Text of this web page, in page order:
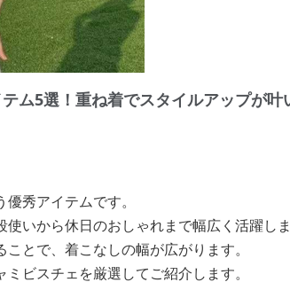
ム5選！重ね着でスタイルアップが
秀アイテムです。
いから休日のおしゃれまで幅広く活躍し
とで、着こなしの幅が広がります。
ビスチェを厳選してご紹介します。